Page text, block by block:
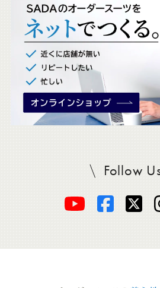
Follow
オ
オ
オ